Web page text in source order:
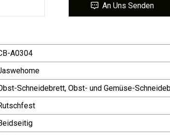
An Uns Senden
A0304
Schneidebrett, Obst- und Gemüse-